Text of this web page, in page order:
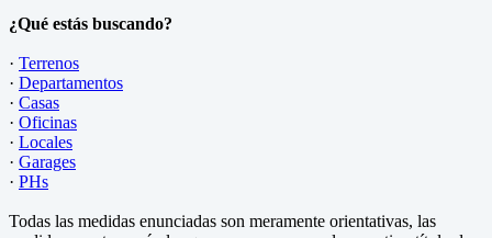
¿Qué estás buscando?
· Terrenos
· Departamentos
· Casas
· Oficinas
· Locales
· Garages
· PHs
Todas las medidas enunciadas son meramente orientativas, las